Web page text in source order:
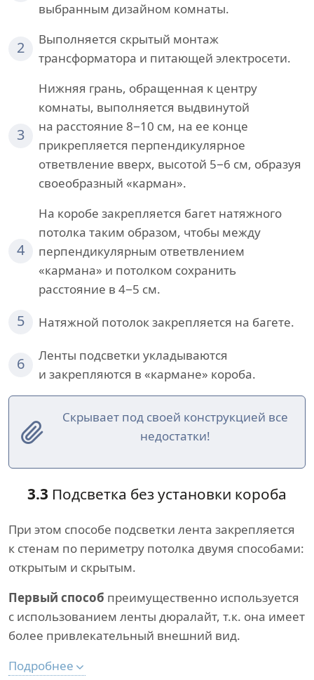
выбранным дизайном комнаты.
2
Выполняется скрытый монтаж
трансформатора и питающей электросети.
3
Нижняя грань, обращенная к центру
комнаты, выполняется выдвинутой
на расстояние 8−10 см, на ее конце
прикрепляется перпендикулярное
ответвление вверх, высотой 5−6 см, образуя
своеобразный «карман».
4
На коробе закрепляется багет натяжного
потолка таким образом, чтобы между
перпендикулярным ответвлением
«кармана» и потолком сохранить
расстояние в 4−5 см.
5 Натяжной потолок закрепляется на багете.
6
Ленты подсветки укладываются
и закрепляются в «кармане» короба.
Скрывает под своей конструкцией все
недостатки!
3.3 Подсветка без установки короба
При этом способе подсветки лента закрепляется
к стенам по периметру потолка двумя способами:
открытым и скрытым.
Первый способ преимущественно используется
с использованием ленты дюралайт, т.к. она имеет
более привлекательный внешний вид.
Подробнее